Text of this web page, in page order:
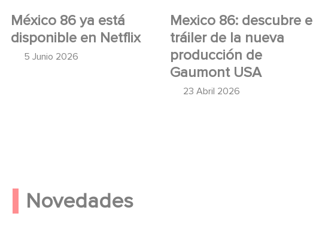
México 86 ya está
disponible en Netflix
5 Junio 2026
Mexico 86: descubre
tráiler de la nueva
producción de
Gaumont USA
23 Abril 2026
Novedades